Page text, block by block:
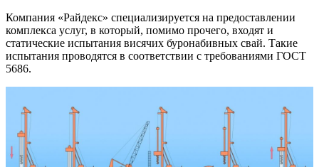
Компания «Райдекс» специализируется на предоставлении
комплекса услуг, в который, помимо прочего, входят и
статические испытания висячих буронабивных свай. Такие
испытания проводятся в соответствии с требованиями ГОСТ
5686.